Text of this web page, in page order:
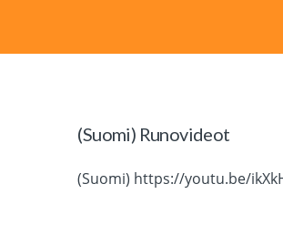
(Suomi) Runovideot
(Suomi) https://youtu.be/